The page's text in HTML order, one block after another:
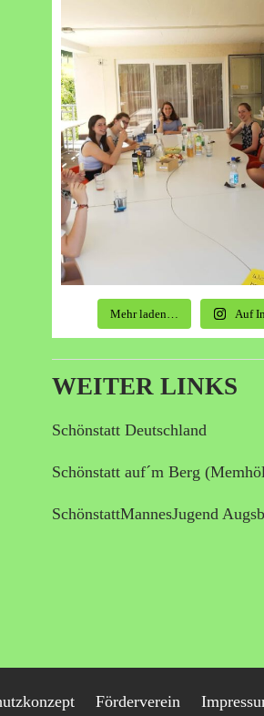
Mehr laden… Auf
WEITER LINKS
Schönstatt Deutschland
Schönstatt auf´m Berg
SchönstattMannesJugend
Förderverein